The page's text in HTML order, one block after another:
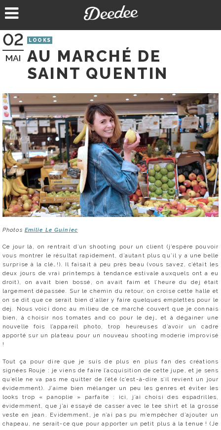
au
02
MAI
LOOKS
AU MARCHÉ DE
SAINT QUENTIN
Photos Emilie Le Guiniec
Ce jour là, on rentrait d’un shooting pour un client (j’espère pouvoir
vous montrer le résultat rapidement, d’autant plus qu’il y a une belle
surprise à la clé…!). Il faisait à peu près beau (vous savez, c’était les
deux jours de vrai printemps à tendance estivale auxquels ont a eu
droit), on avait bien bossé, on avait faim et l’heure du dej était
largement dépassée. Sur le chemin du retour, on croise cette halle et
on se dit que ce serait bien d’aller y faire quelques emplettes pour le
dej. Nous voici donc au milieu de ce marché couvert que je connais
bien, à choisir nos tomates and co pour le dej… et à dégainer une
nouvelle fois l’appareil photo, trop heureuses d’avoir un cadre
apporté sur un plateau pour un nouveau shooting moderie improvisé
!
Tout ça pour dire que je suis de plus en plus fan des créations
signées Rouje : je viens de faire l’acquisition de cette jupe, et je sens
qu’elle ne va pas me quitter de l’été (c’est-à-dire s’il revient un jour
évidemment). J’aime bien mélanger un peu les genres et éviter les
looks trop « panoplie » parfaite : ici, j’ai choisi des espadrilles,
évidemment, que j’ai essayé de casser avec le tee shirt et la grosse
veste en jean. Evidemment, je n’ai pas pu m’empêcher d’ajouter un
chapeau, ne serait-ce que pour apporter un petit plus à la tenue ! (Je